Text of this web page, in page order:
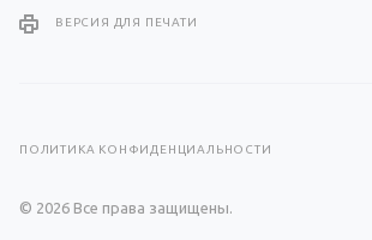
ВЕРСИЯ ДЛЯ ПЕЧАТИ
ПОЛИТИКА КОНФИДЕНЦИАЛЬНОСТИ
© 2026 Все права защищены.